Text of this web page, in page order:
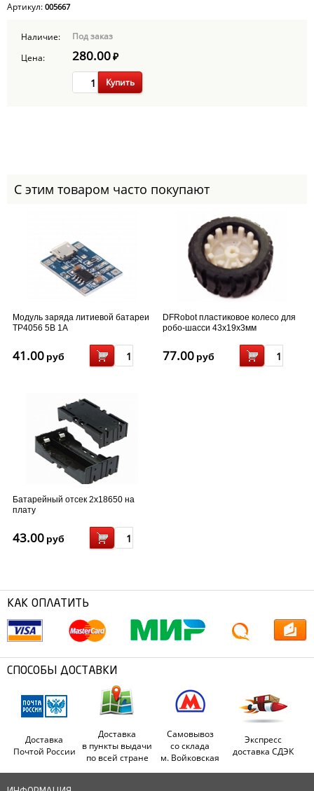
Артикул: 005667
Наличие:
Под заказ
Цена:
280.00₽
Купить
С этим товаром часто покупают
Модуль заряда литиевой батареи
TP4056 5В 1А
41.00 руб
DFRobot пластиковое колесо для
робо-шасси 43x19x3мм
77.00 руб
Батарейный отсек 2x18650 на
плату
43.00 руб
КАК ОПЛАТИТЬ
СПОСОБЫ ДОСТАВКИ
Доставка
Почтой России
Доставка
в пункты выдачи
по всей стране
Самовывоз
со склада
м. Войковская
Экспресс
доставка СДЭК